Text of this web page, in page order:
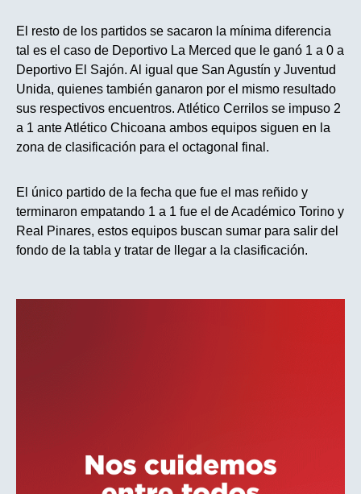
El resto de los partidos se sacaron la mínima diferencia
tal es el caso de Deportivo La Merced que le ganó 1 a 0 a
Deportivo El Sajón. Al igual que San Agustín y Juventud
Unida, quienes también ganaron por el mismo resultado
sus respectivos encuentros. Atlético Cerrilos se impuso 2
a 1 ante Atlético Chicoana ambos equipos siguen en la
zona de clasificación para el octagonal final.
El único partido de la fecha que fue el mas reñido y
terminaron empatando 1 a 1 fue el de Académico Torino y
Real Pinares, estos equipos buscan sumar para salir del
fondo de la tabla y tratar de llegar a la clasificación.